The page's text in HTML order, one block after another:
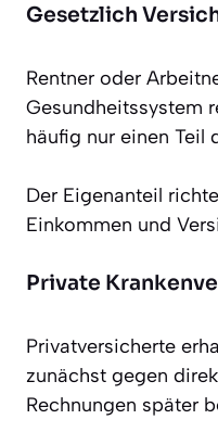
Gesetzlich
Rentner oder
Gesundheitssystem
häufig nur einen Teil
Der Eigenanteil
Einkommen und
Private
Privatversicherte
zunächst gegen
Rechnungen später